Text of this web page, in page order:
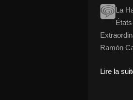
La
Ramón
Lire la